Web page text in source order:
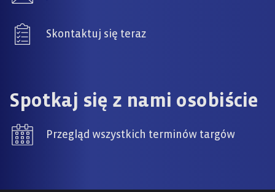
Skontaktuj się teraz
Spotkaj się z nami osobiście
Przegląd wszystkich terminów targów